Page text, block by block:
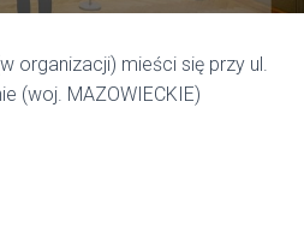
organizacji) mieści się przy ul.
(woj. MAZOWIECKIE)